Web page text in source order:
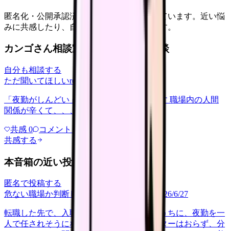
匿名化・公開承認済みの本音だけを表示しています。近い悩
みに共感したり、自分の状況を投稿できます。
カンゴさん相談室から共有された相談
自分も相談する
ただ聞いてほしいrelationships
「夜勤がしんどい」について相談したいです 職場内の人間
関係が辛くて、、、
共感 0 コメント
共感する
本音箱の近い投稿
匿名で投稿する
危ない職場か判断してほしい
career-growth 2026/6/27
転職した先で、入職して二ヶ月も経たないうちに、夜勤を一
人で任されそうになっています。プリセプターはおらず、分